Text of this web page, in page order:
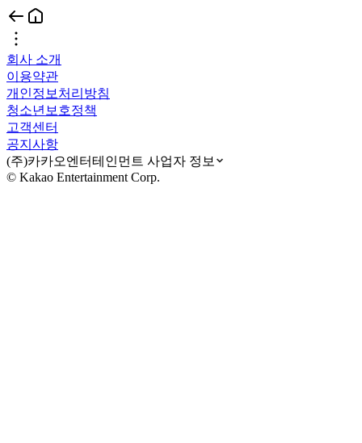
회사 소개
이용약관
개인정보처리방침
청소년보호정책
고객센터
공지사항
(주)카카오엔터테인먼트 사업자 정보
© Kakao Entertainment Corp.